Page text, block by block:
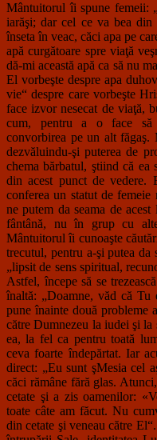
Mântuitorul îi spune femeii:
iarăşi; dar cel ce va bea
înseta în veac, căci apa pe
apă curgătoare spre viaţă
dă-mi această apă ca să nu
El vorbeşte despre apa
vie“ despre care vorbeşte
face izvor nesecat de viaţă,
cum, pentru a o face să
convorbirea pe un alt făgaş.
dezvăluindu-şi puterea de
chema bărbatul, ştiind că ea
din acest punct de vedere.
conferea un statut de
ne putem da seama de
fântână, nu în grup cu
Mântuitorul îi cunoaşte
trecutul, pentru a-şi putea da
„lipsit de sens spiritual,
Astfel, începe să se
înaltă: „Doamne, văd că Tu
pune înainte două probleme
către Dumnezeu la iudei şi
ea, la fel ca pentru toată
ceva foarte îndepărtat. Iar
direct: „Eu sunt şMesia cel
căci rămâne fără glas.
cetate şi a zis oamenilor:
toate câte am făcut. Nu
din cetate şi veneau către